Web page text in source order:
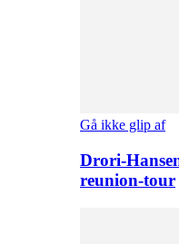
Gå ikke glip af
Drori-
reunion-tour